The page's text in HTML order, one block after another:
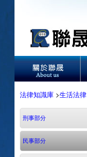
法律知識庫 >生活法律
刑事部分
民事部分